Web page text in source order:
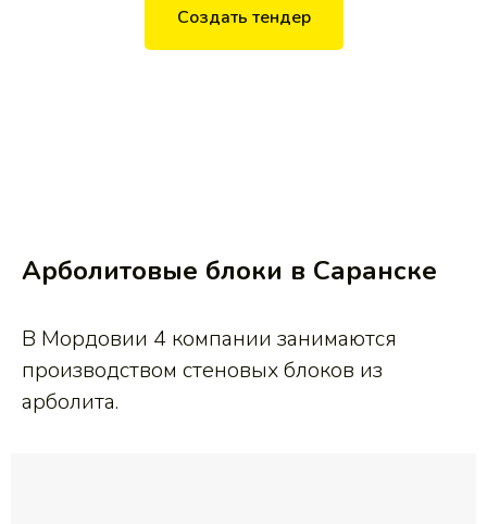
Создать тендер
Арболитовые блоки в Саранске
В Мордовии 4 компании занимаются
производством стеновых блоков из
арболита.